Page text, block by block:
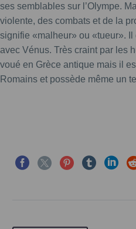
ses semblables sur l’Olympe.
violente, des combats et de la
signifie «malheur» ou «tueur».
avec Vénus. Très craint par les
voué en Grèce antique mais il
Romains et possède même un